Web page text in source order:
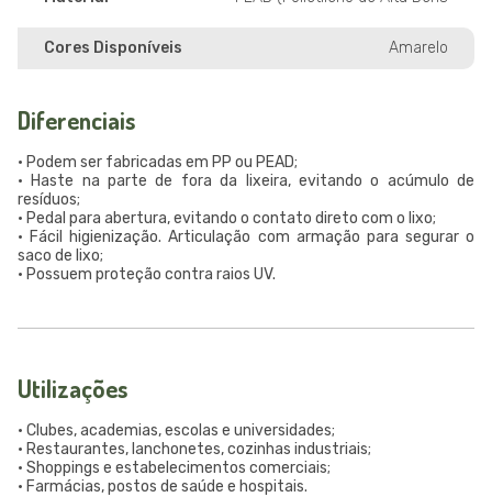
Cores Disponíveis Amarelo
Diferenciais
• Podem ser fabricadas em PP ou PEAD;
• Haste na parte de fora da lixeira, evitando o acúmulo de
resíduos;
• Pedal para abertura, evitando o contato direto com o lixo;
• Fácil higienização. Articulação com armação para segurar o
saco de lixo;
• Possuem proteção contra raios UV.
Utilizações
• Clubes, academias, escolas e universidades;
• Restaurantes, lanchonetes, cozinhas industriais;
• Shoppings e estabelecimentos comerciais;
• Farmácias, postos de saúde e hospitais.